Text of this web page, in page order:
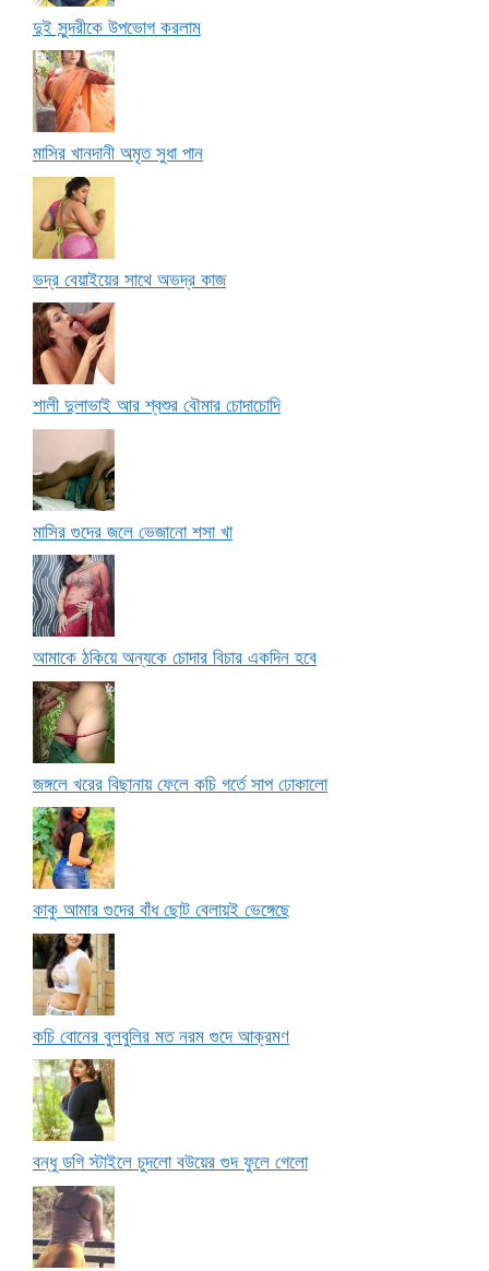
দুই সুন্দরীকে উপভোগ করলাম
মাসির খানদানী অমৃত সুধা পান
ভদ্র বেয়াইয়ের সাথে অভদ্র কাজ
শালী দুলাভাই আর শ্বশুর বৌমার চোদাচোদি
মাসির গুদের জলে ভেজানো শসা খা
আমাকে ঠকিয়ে অন্যকে চোদার বিচার একদিন হবে
জঙ্গলে খরের বিছানায় ফেলে কচি গর্তে সাপ ঢোকালো
কাকু আমার গুদের বাঁধ ছোট বেলায়ই ভেঙ্গেছে
কচি বোনের বুলবুলির মত নরম গুদে আক্রমণ
বন্ধু ডগি স্টাইলে চুদলো বউয়ের গুদ ফুলে গেলো